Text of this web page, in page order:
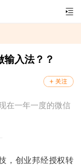
入法？？
在一年一度的微信
，创业邦经授权转